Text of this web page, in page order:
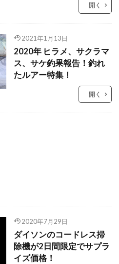
開く
2021年1月13日
2020年 ヒラメ、サクラマ
ス、サケ釣果報告！釣れ
たルアー特集！
開く
2020年7月29日
ダイソンのコードレス掃
除機が2日間限定でサプラ
イズ価格！